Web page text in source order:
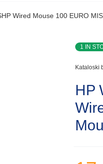
Wired Mouse 100 EURO
1 IN
Kataloski
HP